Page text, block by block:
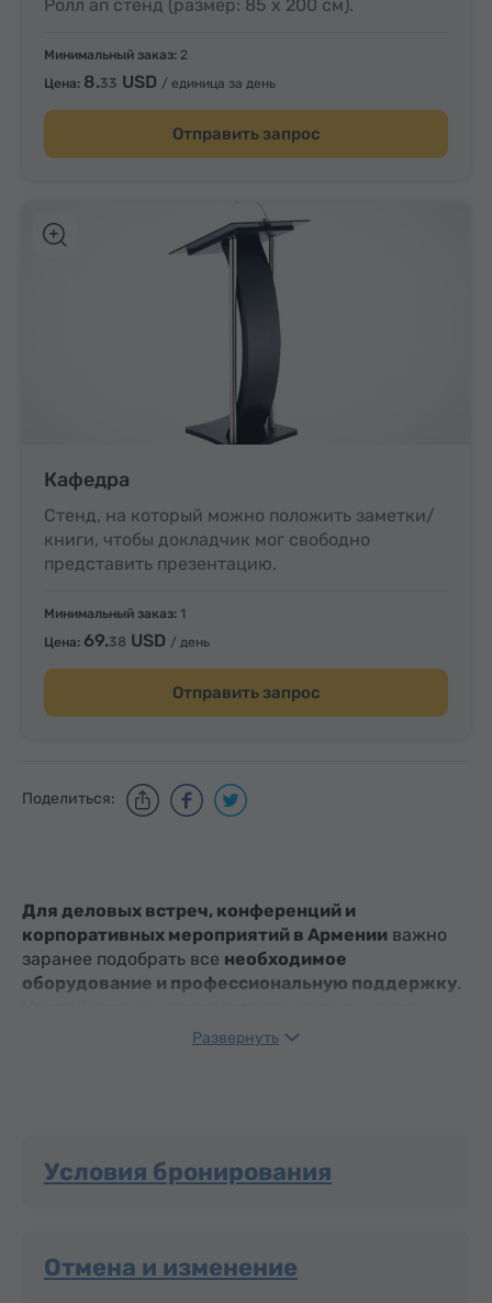
Ролл ап стенд (размер: 85 x 200 см).
Минимальный заказ: 2
Цена: 8.33 USD / единица за день
Отправить запрос
Кафедра
Стенд, на который можно положить заметки/
книги, чтобы докладчик мог свободно
представить презентацию.
Минимальный заказ: 1
Цена: 69.38 USD / день
Отправить запрос
Поделиться:
Для деловых встреч, конференций и
корпоративных мероприятий в Армении важно
заранее подобрать все необходимое
оборудование и профессиональную поддержку.
бизнес-мероприятий в Армении, включая аудио- и
указывайте предпочтительные даты, чтобы легко
Развернуть
Условия бронирования
Отмена и изменение